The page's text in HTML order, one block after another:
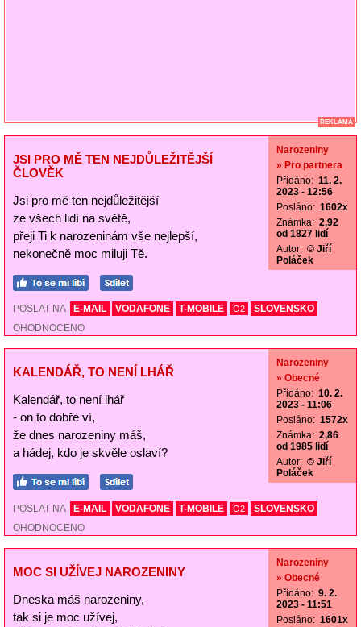
REKLAMA
JSI PRO MĚ TEN NEJDŮLEŽITĚJŠÍ
ČLOVĚK
Jsi pro mě ten nejdůležitější
ze všech lidí na světě,
přeji Ti k narozeninám vše nejlepší,
nekonečně moc miluji Tě.
Narozeniny
» Pro partnera
Přidáno: 11. 2.
2023 - 12:56
Posláno: 1602x
Známka: 2,92
od 1827 lidí
Autor: © Jiří
Poláček
POSLAT NA E-MAIL VODAFONE T-MOBILE O2
SLOVENSKO
OHODNOCENO
KALENDÁŘ, TO NENÍ LHÁŘ
Kalendář, to není lhář
- on to dobře ví,
že dnes narozeniny máš,
a hádej, kdo je skvěle oslaví?
Narozeniny
» Obecné
Přidáno: 10. 2.
2023 - 11:06
Posláno: 1572x
Známka: 2,86
od 1985 lidí
Autor: © Jiří
Poláček
POSLAT NA E-MAIL VODAFONE T-MOBILE O2
SLOVENSKO
OHODNOCENO
MOC SI UŽÍVEJ NAROZENINY
Dneska máš narozeniny,
tak si je moc užívej,
Narozeniny
» Obecné
Přidáno: 9. 2.
2023 - 11:51
Posláno: 1601x